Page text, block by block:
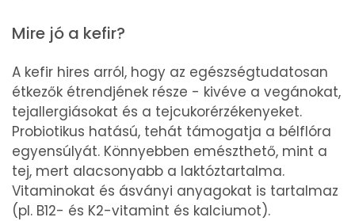
Mire jó a kefir?
A kefir hires arról, hogy az egészségtudatosan
étkezők étrendjének része - kivéve a vegánokat,
tejallergiásokat és a tejcukorérzékenyeket.
Probiotikus hatású, tehát támogatja a bélflóra
egyensúlyát. Könnyebben emészthető, mint a
tej, mert alacsonyabb a laktóztartalma.
Vitaminokat és ásványi anyagokat is tartalmaz
(pl. B12- és K2-vitamint és kalciumot).